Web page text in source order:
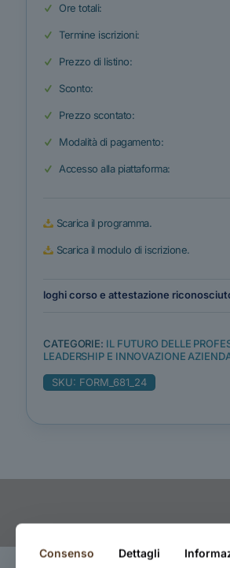
Ore totali:
Termine iscrizioni:
Prezzo di listino:
Sconto:
Prezzo scontato:
Modalità di pagamento:
Accesso alla piattaforma:
Scarica il programma.
Scarica il modulo di iscrizione.
loghi corso e attestazione
CATEGORIE: IL FUTURO DELLE
LEADERSHIP E INNOVAZIONE
SKU: FORM_681_24
Consenso Dettagli